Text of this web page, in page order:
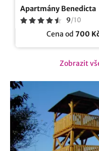
Apartmány Benedicta
9/10
Cena od 700
Zobrazit